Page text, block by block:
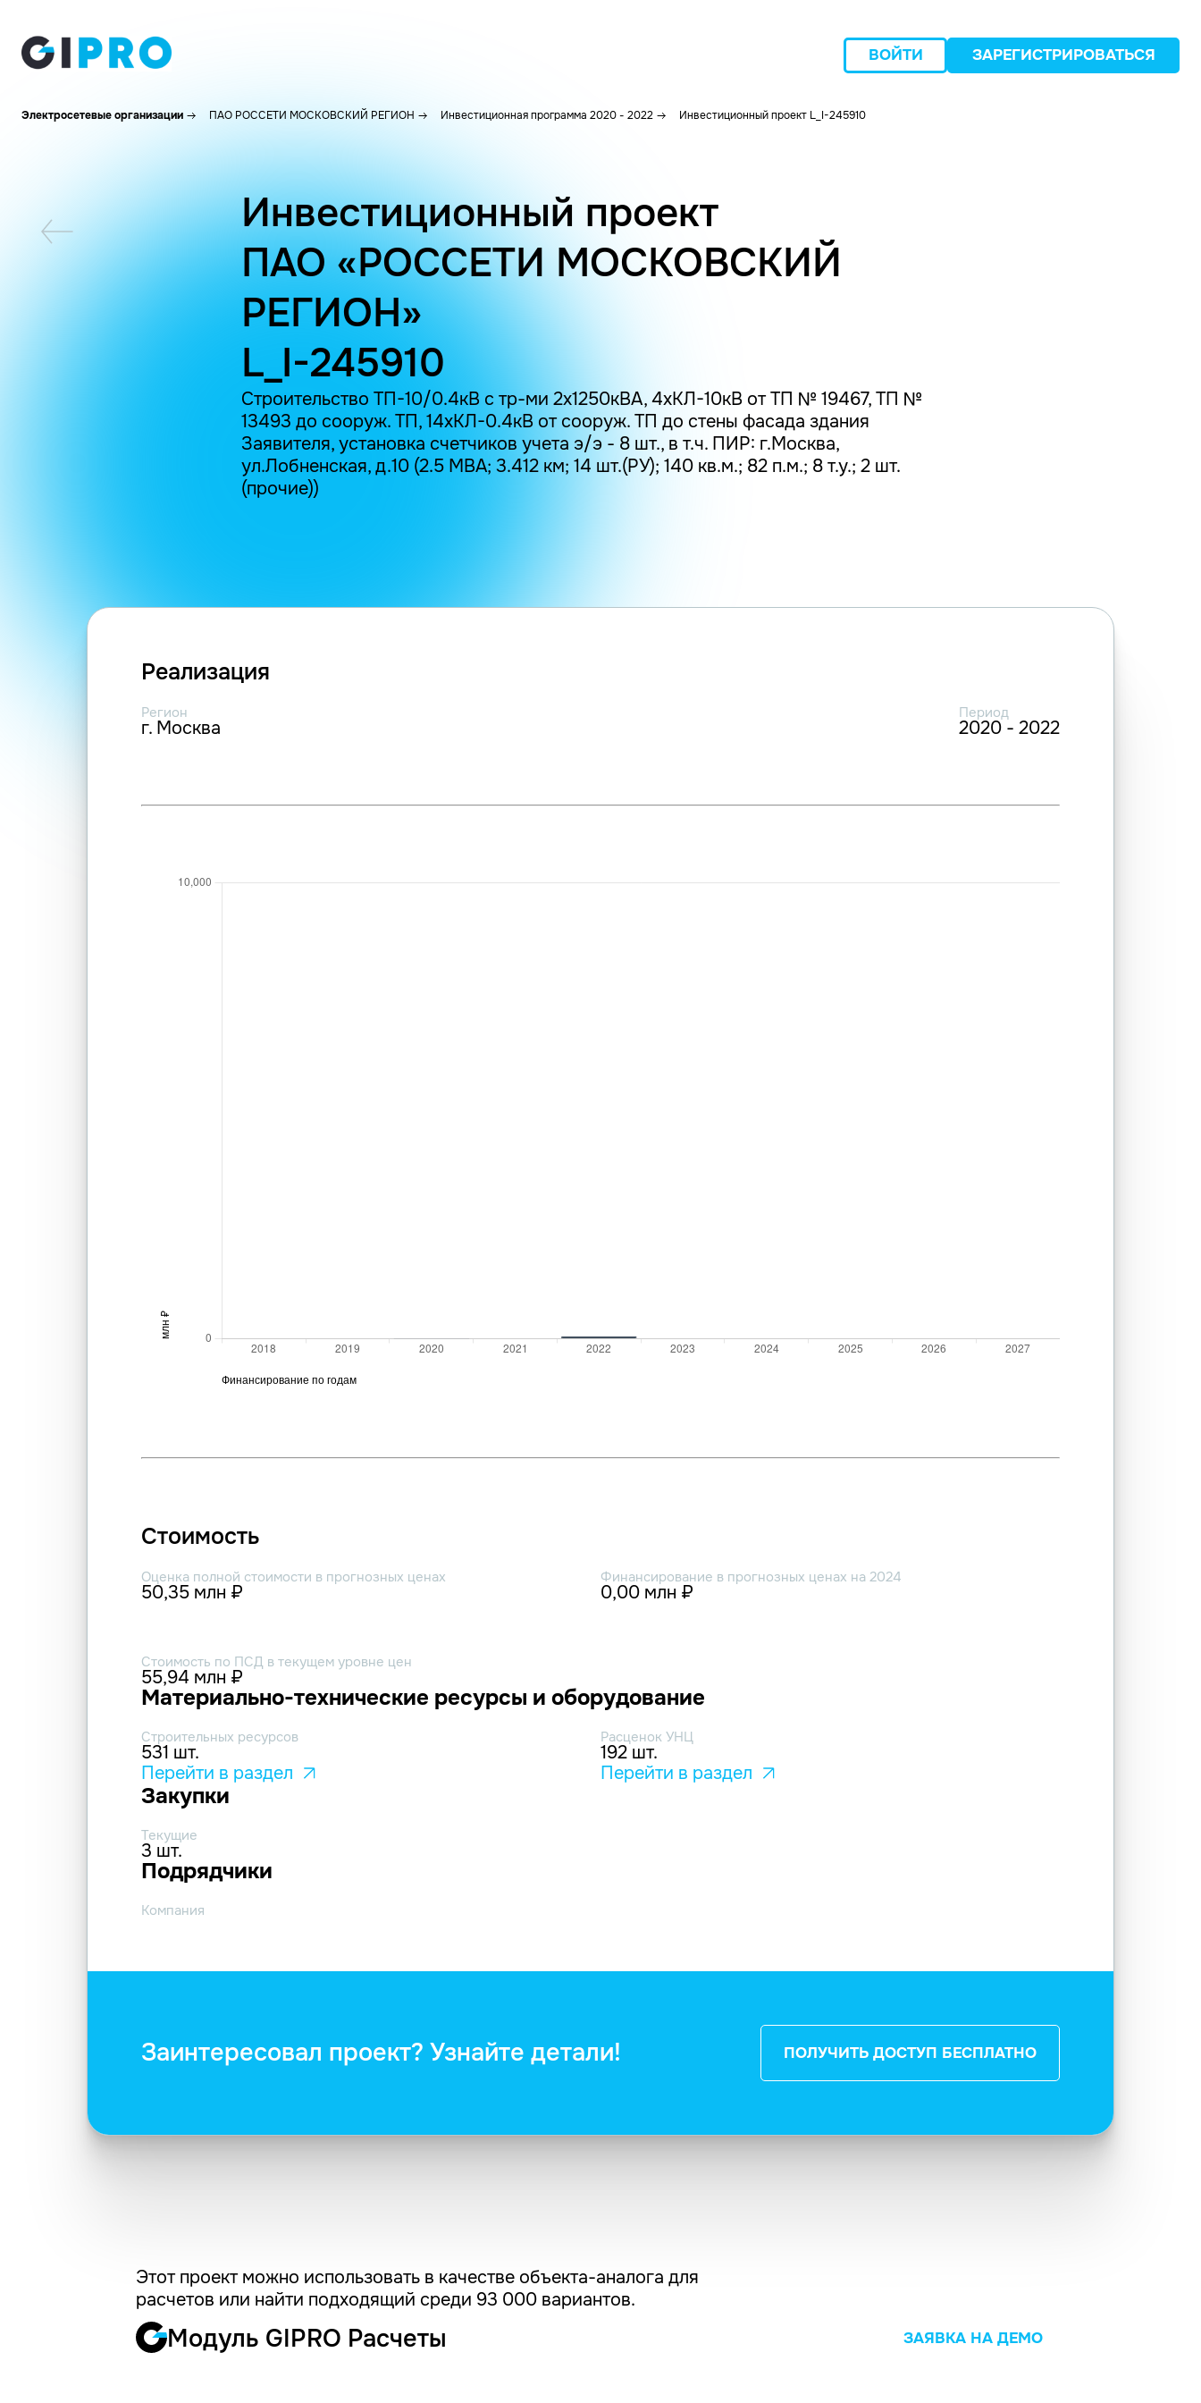
ВОЙТИ ЗАРЕГИСТРИРОВАТЬСЯ
Электросетевые организации ПАО РОССЕТИ МОСКОВСКИЙ РЕГИОН Инвестиционная программа 2020 - 2022 Инвестиционный проект L_I-245910
Инвестиционный проект
ПАО «РОССЕТИ МОСКОВСКИЙ
РЕГИОН»
L_I-245910
Строительство ТП-10/0.4кВ с тр-ми 2х1250кВА, 4хКЛ-10кВ от ТП № 19467, ТП №
13493 до сооруж. ТП, 14хКЛ-0.4кВ от сооруж. ТП до стены фасада здания
Заявителя, установка счетчиков учета э/э - 8 шт., в т.ч. ПИР: г.Москва,
ул.Лобненская, д.10 (2.5 МВА; 3.412 км; 14 шт.(РУ); 140 кв.м.; 82 п.м.; 8 т.у.; 2 шт.
(прочие))
Реализация
Регион
г. Москва
Период
2020 - 2022
Стоимость
Оценка полной стоимости в прогнозных ценах
50,35 млн ₽
Финансирование в прогнозных ценах на 2024
0,00 млн ₽
Стоимость по ПСД в текущем уровне цен
55,94 млн ₽
Материально-технические ресурсы и оборудование
Строительных ресурсов
531 шт.
Перейти в раздел
Расценок УНЦ
192 шт.
Перейти в раздел
Закупки
Текущие
3 шт.
Подрядчики
Компания
Заинтересовал проект? Узнайте детали! ПОЛУЧИТЬ ДОСТУП БЕСПЛАТНО
Этот проект можно использовать в качестве объекта-аналога для
расчетов или найти подходящий среди 93 000 вариантов.
Модуль GIPRO Расчеты ЗАЯВКА НА ДЕМО